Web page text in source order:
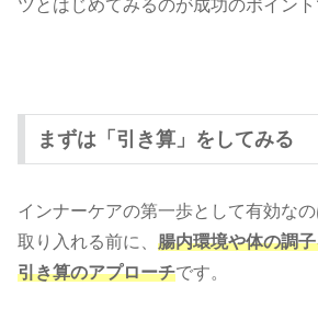
ツとはじめてみるのが成功のポイント
まずは「引き算」をしてみる
インナーケアの第一歩として有効な
取り入れる前に、 腸内環境や体の調
引き算のアプローチです。